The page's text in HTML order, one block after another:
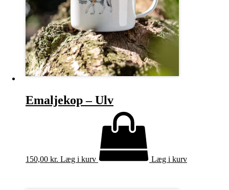
Emaljekop – Ulv
150,00 kr. Læg i kurv Læg i kurv